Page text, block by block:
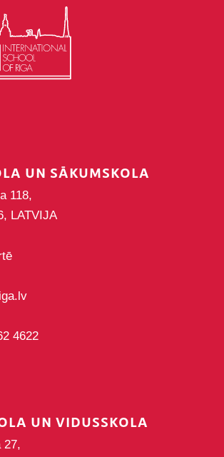
UN SĀKUMSKOLA
118,
LATVIJA
4622
UN VIDUSSKOLA
27,